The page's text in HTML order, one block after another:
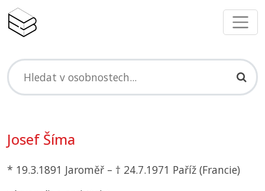
Josef Šíma
* 19.3.1891 Jaroměř – † 24.7.1971 Paříž (Francie)